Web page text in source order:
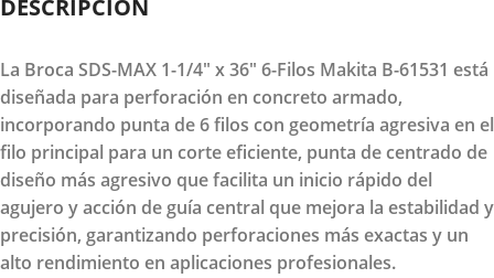
DESCRIPCION
La Broca SDS-MAX 1-1/4" x 36" 6-Filos Makita B-61531 está
diseñada para perforación en concreto armado,
incorporando punta de 6 filos con geometría agresiva en el
filo principal para un corte eficiente, punta de centrado de
diseño más agresivo que facilita un inicio rápido del
agujero y acción de guía central que mejora la estabilidad y
precisión, garantizando perforaciones más exactas y un
alto rendimiento en aplicaciones profesionales.